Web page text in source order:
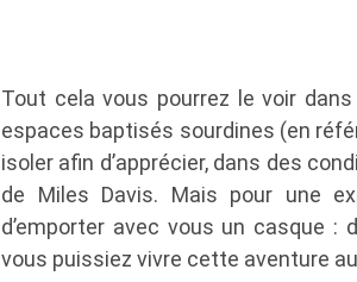
Tout cela vous pourrez le voir
espaces baptisés sourdines (en
isoler afin d’apprécier, dans des
de Miles Davis. Mais pour une
d’emporter avec vous un casque
vous puissiez vivre cette aventure